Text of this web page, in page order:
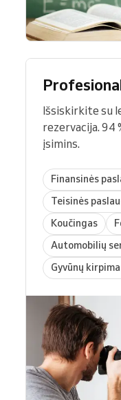
Išsiskirkite su
rezervacija. 94
įsimins.
Finansinės
Teisinės
Koučingas
Automobilių
Gyvūnų